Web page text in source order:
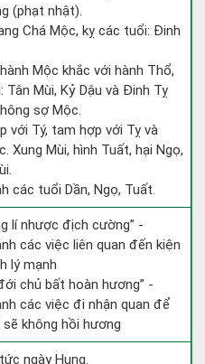
(phạt nhật).
Chá Mộc, kỵ các tuổi: Đinh
Mộc khắc với hành Thổ,
Mùi, Kỷ Dậu và Đinh Tỵ
sợ Mộc.
với Tý, tam hợp với Tỵ và
Xung Mùi, hình Tuất, hại Ngọ,
các tuổi Dần, Ngọ, Tuất.
lí nhược địch cường” -
các việc liên quan đến kiện
lý mạnh
chủ bất hoàn hương” -
các việc đi nhận quan để
không hồi hương
ngày Hung.